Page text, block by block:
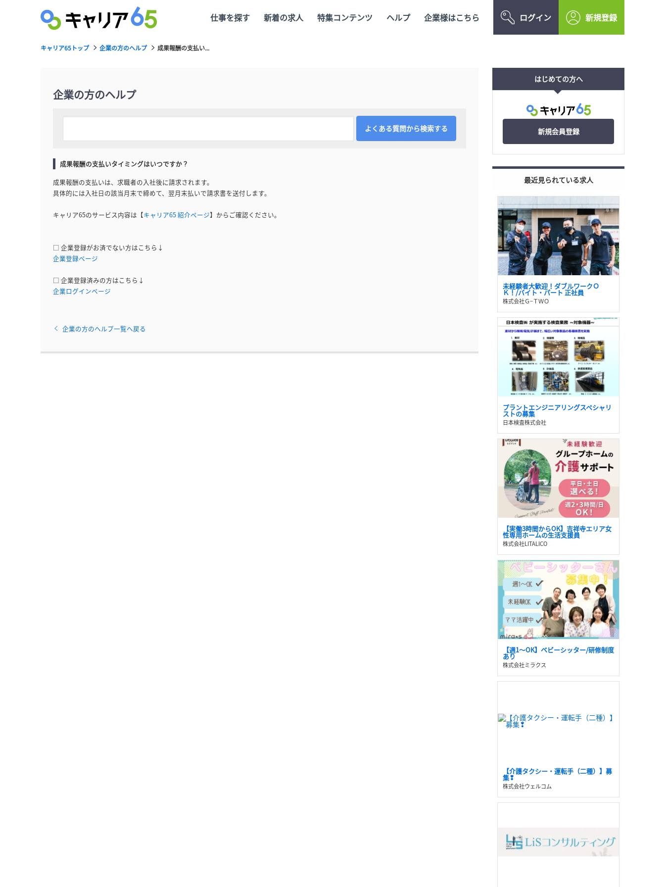
仕事を探す 新着の求人 特集コンテンツ ヘルプ 企業様はこちら ログイン 新規登録
キャリア65トップ 企業の方のヘルプ 成果報酬の支払い...
企業の方のヘルプ
成果報酬の支払いタイミングはいつですか？
成果報酬の支払いは、求職者の入社後に請求されます。
具体的には入社日の該当月末で締めて、翌月末払いで請求書を送付します。
キャリア65のサービス内容は【キャリア65 紹介ページ】からご確認ください。
□ 企業登録がお済でない方はこちら↓
企業登録ページ
□ 企業登録済みの方はこちら↓
企業ログインページ
企業の方のヘルプ一覧へ戻る
はじめての方へ
新規会員登録
最近見られている求人
未経験者大歓迎！ダブルワークＯ
Ｋ！/バイト・パート 正社員
株式会社Ｇ−ＴＷＯ
プラントエンジニアリングスペシャリ
ストの募集
日本検査株式会社
【実働3時間からOK】吉祥寺エリア女
性専用ホームの生活支援員
株式会社LITALICO
【週1～OK】ベビーシッター/研修制度
あり
株式会社ミラクス
【介護タクシー・運転手（二種）】募
集❢
株式会社ウェルコム